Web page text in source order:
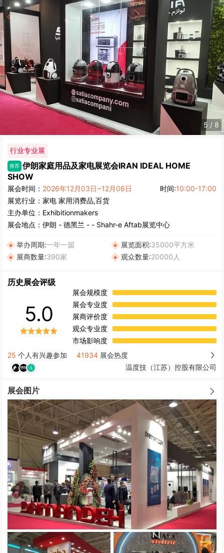
5 / 8
行业专业展
推荐 伊朗家庭用品及家电展览会IRAN IDEAL HOME
SHOW
展会时间： 2026年12月03日~12月06日 时间:10:00-17:00
展览行业： 家电 家用消费品,百货
主办单位： Exhibitionmakers
展会地点： 伊朗 - 德黑兰 - - Shahr-e Aftab展览中心
举办周期:一年一届 展览面积:35000平方米
展商数量:390家 观众数量:20000人
历史展会评级
5.0
展会规模度
展会专业度
展商评价度
观众专业度
市场影响度
25 个人有兴趣参加 41934 展会热度
温度技（江苏）控股有限公司
展会图片